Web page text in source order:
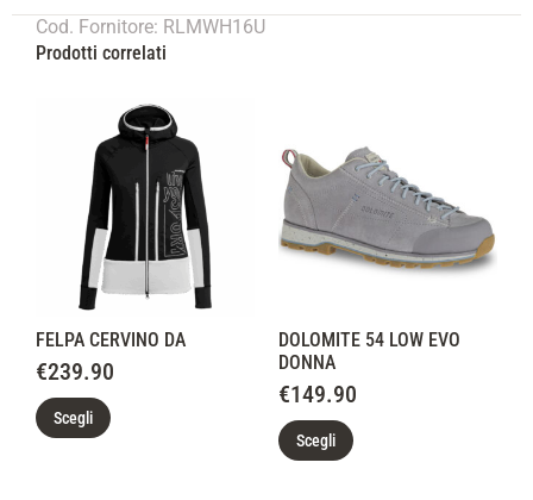
Cod. Fornitore: RLMWH16U
Prodotti correlati
FELPA CERVINO DA
€239.90
Scegli
DOLOMITE 54 LOW EVO
DONNA
€149.90
Scegli